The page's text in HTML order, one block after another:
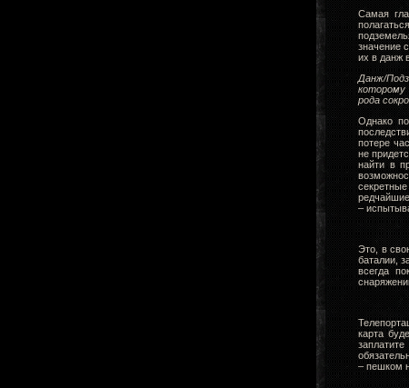
Самая
значение
их в данж
Данж/
которому
рода
Однако
потере
не
найти в
–
Это, в
баталии,
всегда
карта
– пешком